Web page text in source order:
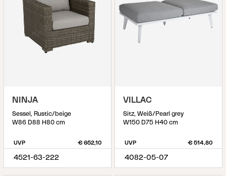
NINJA
Sessel, Rustic/beige
W86 D88 H80 cm
UVP € 652,10
4521-63-222
VILLAC
Sitz, Weiß/Pearl grey
W150 D75 H40 cm
UVP € 514,80
4082-05-07